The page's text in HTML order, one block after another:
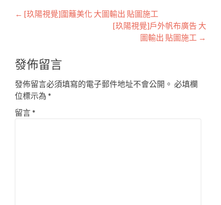
Post
← [玖陽視覺]圍籬美化 大圖輸出 貼圖施工
[玖陽視覺]戶外帆布廣告 大
圖輸出 貼圖施工 →
發佈留言
發佈留言必須填寫的電子郵件地址不會公開。 必填欄
位標示為 *
留言*